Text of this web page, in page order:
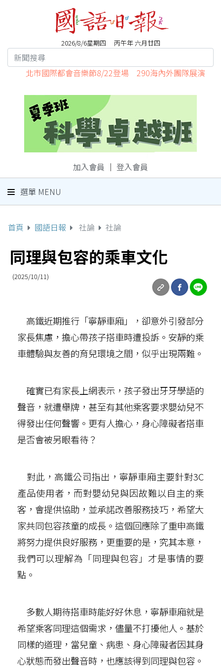
2026/8/6星期四 丙午年 六月廿四
北市國際都會音樂節8/22登場 290海內外團隊展演
加入會員 ｜ 登入會員
選單 MENU
首頁 國語日報 社論 社論
同理與包容的乘車文化
(2025/10/11)
高鐵近期推行「寧靜車廂」，卻意外引發部分
家長焦慮，擔心帶孩子搭車時遭投訴。安靜的乘
車體驗與友善的育兒環境之間，似乎出現兩難。
確實已有家長上網表示，孩子發出牙牙學語的
聲音，就遭舉牌，甚至有其他乘客要求嬰幼兒不
得發出任何聲響。更有人擔心，身心障礙者搭車
是否會被另眼看待？
對此，高鐵公司指出，寧靜車廂主要針對3C
產品使用者，而對嬰幼兒與因故難以自主的乘
客，會提供協助，並承諾改善服務技巧，希望大
家共同包容孩童的成長。這個回應除了重申高鐵
將努力提供良好服務，更重要的是，究其本意，
我們可以理解為「同理與包容」才是事情的要
點。
多數人期待搭車時能好好休息，寧靜車廂就是
希望乘客同理這個需求，儘量不打擾他人。基於
同樣的道理，當兒童、病患、身心障礙者因其身
心狀態而發出聲音時，也應該得到同理與包容。